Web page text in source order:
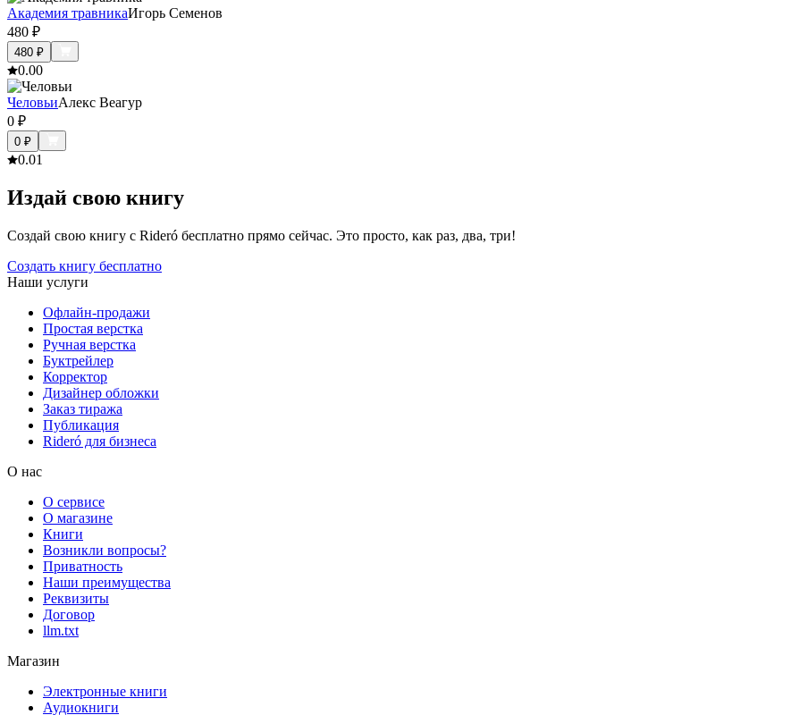
Академия травникаИгорь Семенов
480 ₽
480 ₽
0.00
ЧеловьиАлекс Веагур
0 ₽
0 ₽
0.01
Издай свою книгу
Создай свою книгу с Rideró бесплатно прямо сейчас. Это просто, как раз, два, три!
Создать книгу бесплатно
Наши услуги
Офлайн-продажи
Простая верстка
Ручная верстка
Буктрейлер
Корректор
Дизайнер обложки
Заказ тиража
Публикация
Rideró для бизнеса
О нас
О сервисе
О магазине
Книги
Возникли вопросы?
Приватность
Наши преимущества
Реквизиты
Договор
llm.txt
Магазин
Электронные книги
Аудиокниги